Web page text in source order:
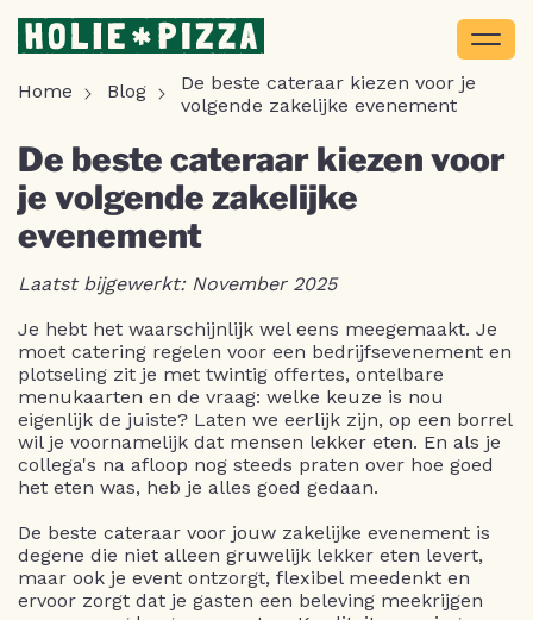
Home Blog
De beste cateraar kiezen voor je
volgende zakelijke evenement
De beste cateraar kiezen voor
je volgende zakelijke
evenement
Laatst bijgewerkt: November 2025
Je hebt het waarschijnlijk wel eens meegemaakt. Je
moet catering regelen voor een bedrijfsevenement en
plotseling zit je met twintig offertes, ontelbare
menukaarten en de vraag: welke keuze is nou
eigenlijk de juiste? Laten we eerlijk zijn, op een borrel
wil je voornamelijk dat mensen lekker eten. En als je
collega's na afloop nog steeds praten over hoe goed
het eten was, heb je alles goed gedaan.
De beste cateraar voor jouw zakelijke evenement is
degene die niet alleen gruwelijk lekker eten levert,
maar ook je event ontzorgt, flexibel meedenkt en
ervoor zorgt dat je gasten een beleving meekrijgen